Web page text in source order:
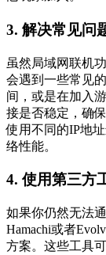
3. 解决常见问
虽然局域网联机
会遇到一些常见
间，或是在加入
接是否稳定，确
使用不同的IP地
络性能。
4. 使用第三方
如果你仍然无法
Hamachi或者
方案。这些工具